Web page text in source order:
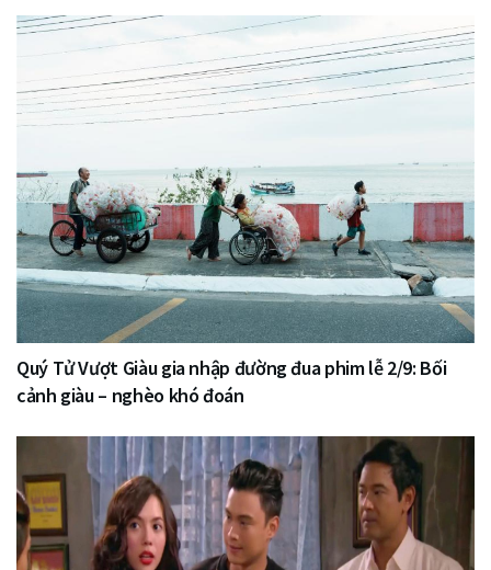
Quý Tử Vượt Giàu gia nhập đường đua phim lễ 2/9: Bối
cảnh giàu – nghèo khó đoán